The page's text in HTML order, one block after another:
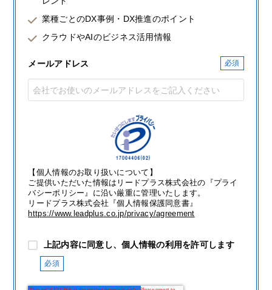
業種ごとのDX事例・DX推進のポイント
クラウドやAIのビジネス活用情報
メールアドレス
【個人情報のお取り扱いについて】
ご提供いただいた情報はリードプラス株式会社の『プライ
バシーポリシー』に沿い厳重に管理いたします。
リードプラス株式会社『個人情報保護同意書』
https://www.leadplus.co.jp/privacy/agreement
上記内容に同意し、個人情報の利用を許可します